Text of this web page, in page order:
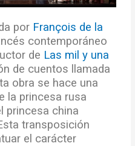
por François de la
contemporáneo
de Las mil y una
de cuentos llamada
obra se hace una
la princesa rusa
princesa china
transposición
el carácter